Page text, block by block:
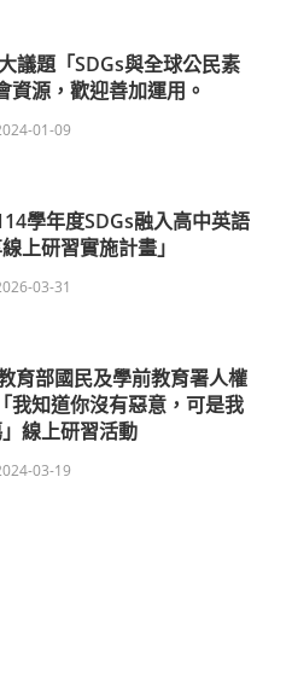
議題「SDGs與全球公民素
資源，歡迎善加運用。
01-09
學年度SDGs融入高中英語
上研習實施計畫」
03-31
育部國民及學前教育署人權
我知道你沒有惡意，可是我
線上研習活動
03-19